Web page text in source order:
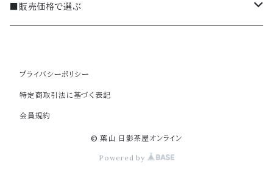
詰合せ（ギフト）
羊羹（ようかん）
米菓（おかき等）
季節のギフト（夏）
お手土産
お中元・お歳暮
■販売価格で選ぶ
1,000～1,999円
2,000～2,999円
プライバシーポリシー
特定商取引法に基づく表記
会員規約
© 葉山 日影茶屋オンライン
Powered by